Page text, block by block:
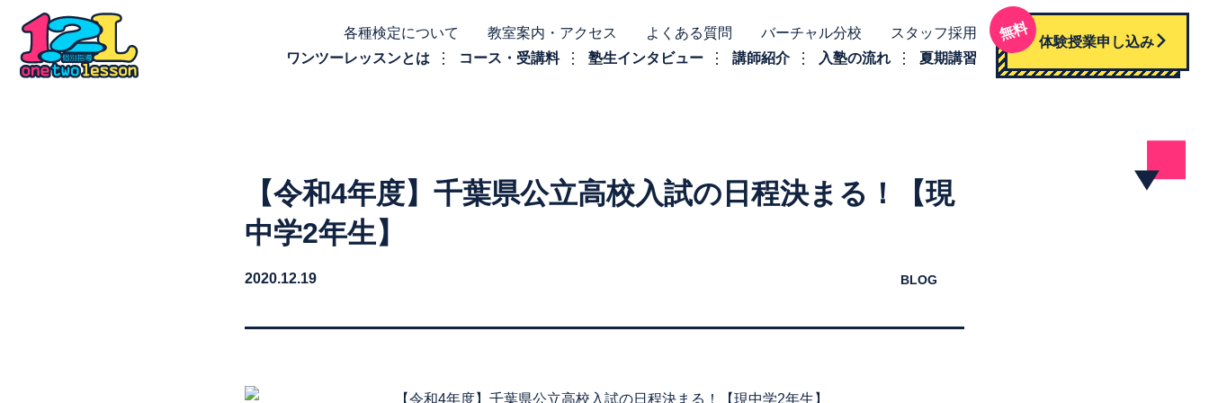
各種検定について 教室案内・アクセス よくある質問 バーチャル分校
スタッフ採用
ワンツーレッスンとは
コース・受講料 塾生インタビュー 講師紹介 入塾の流れ 夏期講習
無料
体験授業申し込み
【令和4年度】千葉県公立高校入試の日程決まる！【現
中学2年生】
2020.12.19 BLOG